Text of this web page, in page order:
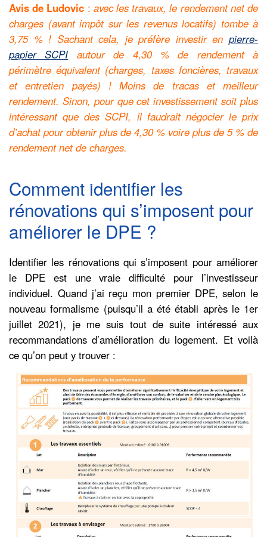
Avis de Ludovic : avec les travaux, le rendement net de
charges (avant impôt sur les revenus locatifs) tombe à
3,75 % ! Sachant cela, je préfère investir en pierre-
papier SCPI autour de 4,30 % de rendement à
périmètre équivalent (charges, taxes foncières, travaux
et entretien payés) ! Moins de tracas et meilleur
rendement. Sinon, pour que cet investissement soit plus
intéressant que des SCPI, il faudrait négocier le prix
d’achat pour obtenir plus de 4,30 % voire plus de 5 % de
rendement net de charges.
Comment identifier les
rénovations qui s’imposent pour
améliorer le DPE ?
Identifier les rénovations qui s’imposent pour améliorer
le DPE est une vraie difficulté pour l’investisseur
individuel. Quand j’ai reçu mon premier DPE, selon le
nouveau formalisme (puisqu’il a été établi après le 1er
juillet 2021), je me suis tout de suite intéressé aux
recommandations d’amélioration du logement. Et voilà
ce qu’on peut y trouver :